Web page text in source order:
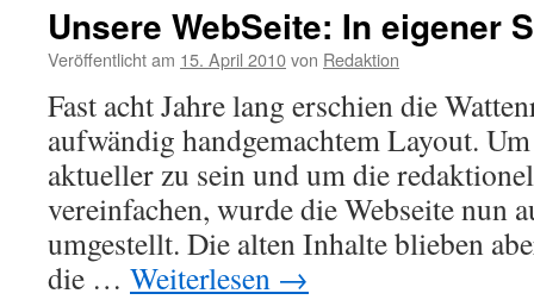
Unsere WebSeite: In eigener
Veröffentlicht am 15. April 2010von Redaktion
Fast acht Jahre lang erschien die
aufwändig handgemachtem Layout.
aktueller zu sein und um die
vereinfachen, wurde die Webseite nun
umgestellt. Die alten Inhalte blieben
die … Weiterlesen →